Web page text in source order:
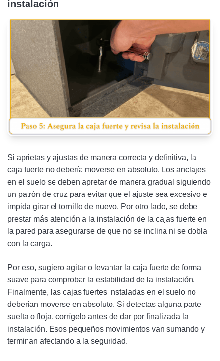
instalación
Si aprietas y ajustas de manera correcta y definitiva, la
caja fuerte no debería moverse en absoluto. Los anclajes
en el suelo se deben apretar de manera gradual siguiendo
un patrón de cruz para evitar que el ajuste sea excesivo e
impida girar el tornillo de nuevo. Por otro lado, se debe
prestar más atención a la instalación de la cajas fuerte en
la pared para asegurarse de que no se inclina ni se dobla
con la carga.
Por eso, sugiero agitar o levantar la caja fuerte de forma
suave para comprobar la estabilidad de la instalación.
Finalmente, las cajas fuertes instaladas en el suelo no
deberían moverse en absoluto. Si detectas alguna parte
suelta o floja, corrígelo antes de dar por finalizada la
instalación. Esos pequeños movimientos van sumando y
terminan afectando a la seguridad.